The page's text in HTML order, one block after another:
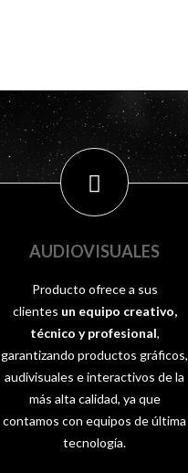
AUDIOVISUALES
Producto ofrece a sus
clientes un equipo creativo,
técnico y profesional,
garantizando productos gráficos,
audivisuales e interactivos de la
más alta calidad, ya que
contamos con equipos de última
tecnología.